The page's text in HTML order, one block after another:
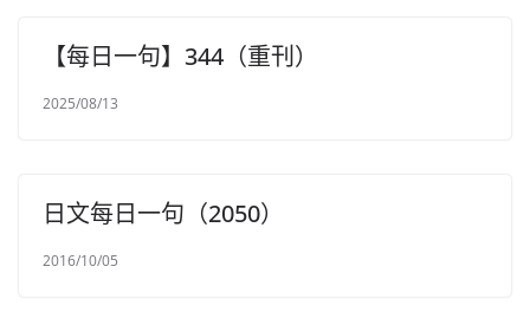
【每日一句】344（重刊）
2025/08/13
日文每日一句（2050）
2016/10/05